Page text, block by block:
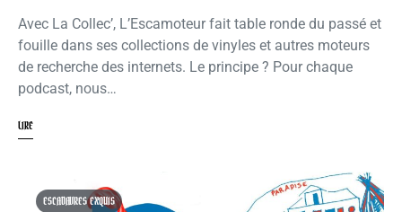
Avec La Collec’, L’Escamoteur fait table ronde du passé et
fouille dans ses collections de vinyles et autres moteurs
de recherche des internets. Le principe ? Pour chaque
podcast, nous…
LIRE
ESCADAVRES EXQUIS